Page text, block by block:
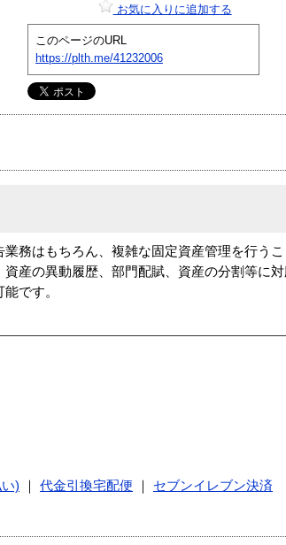
お気に入りに追加する
このページのURL
https://plth.me/41232006
務はもちろん、複雑な固定資産管理を行う
産の異動履歴、部門配賦、資産の分割等に
です。
) 代金引換宅配便
セブンイレブン決済